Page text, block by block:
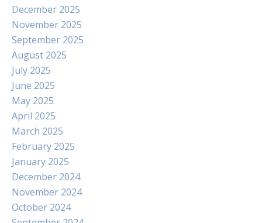
December 2025
November 2025
September 2025
August 2025
July 2025
June 2025
May 2025
April 2025
March 2025
February 2025
January 2025
December 2024
November 2024
October 2024